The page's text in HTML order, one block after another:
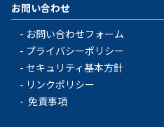
お問い合わせ
お問い合わせフォーム
プライバシーポリシー
セキュリティ基本方針
リンクポリシー
免責事項